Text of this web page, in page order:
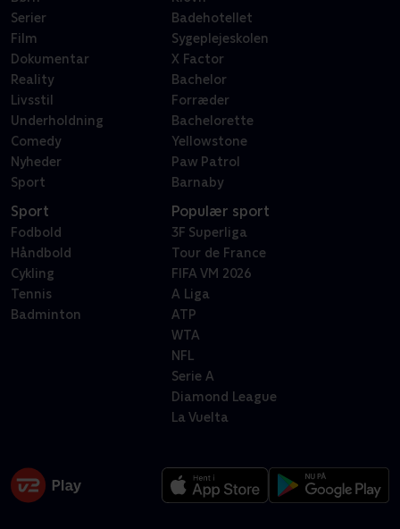
Serier
Film
Dokumentar
Reality
Livsstil
Underholdning
Comedy
Nyheder
Sport
Badehotellet
Sygeplejeskolen
X Factor
Bachelor
Forræder
Bachelorette
Yellowstone
Paw Patrol
Barnaby
Sport
Fodbold
Håndbold
Cykling
Tennis
Badminton
Populær sport
3F Superliga
Tour de France
FIFA VM 2026
A Liga
ATP
WTA
NFL
Serie A
Diamond League
La Vuelta